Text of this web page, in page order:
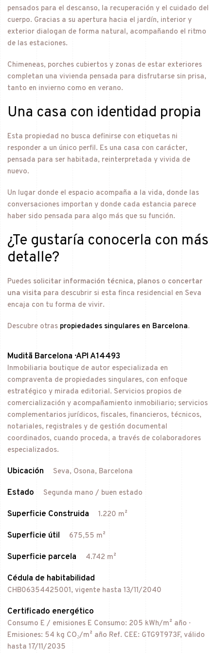
pensados para el descanso, la recuperación y el cuidado del
cuerpo. Gracias a su apertura hacia el jardín, interior y
exterior dialogan de forma natural, acompañando el ritmo
de las estaciones.
Chimeneas, porches cubiertos y zonas de estar exteriores
completan una vivienda pensada para disfrutarse sin prisa,
tanto en invierno como en verano.
Una casa con identidad propia
Esta propiedad no busca definirse con etiquetas ni
responder a un único perfil. Es una casa con carácter,
pensada para ser habitada, reinterpretada y vivida de
nuevo.
Un lugar donde el espacio acompaña a la vida, donde las
conversaciones importan y donde cada estancia parece
haber sido pensada para algo más que su función.
¿Te gustaría conocerla con más
detalle?
Puedes solicitar información técnica, planos o concertar
una visita para descubrir si esta finca residencial en Seva
encaja con tu forma de vivir.
Descubre otras propiedades singulares en Barcelona.
Muditā Barcelona · API A14493
Inmobiliaria boutique de autor especializada en
compraventa de propiedades singulares, con enfoque
estratégico y mirada editorial. Servicios propios de
comercialización y acompañamiento inmobiliario; servicios
complementarios jurídicos, fiscales, financieros, técnicos,
notariales, registrales y de gestión documental
coordinados, cuando proceda, a través de colaboradores
especializados.
Ubicación Seva, Osona, Barcelona
Estado Segunda mano / buen estado
Superficie Construida 1.220 m²
Superficie útil 675,55 m²
Superficie parcela 4.742 m²
Cédula de habitabilidad
CHB06354425001, vigente hasta 13/11/2040
Certificado energético
Consumo E / emisiones E Consumo: 205 kWh/m² año ·
Emisiones: 54 kg CO₂/m² año Ref. CEE: GTG9T973F, válido
hasta 17/11/2035